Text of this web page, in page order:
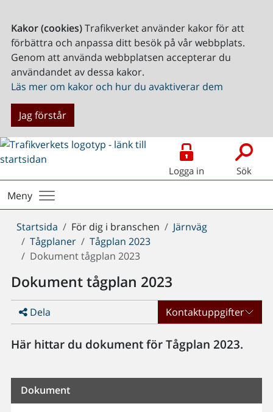
Kakor (cookies)Trafikverket använder kakor för att
förbättra och anpassa ditt besök på vår webbplats.
Genom att använda webbplatsen accepterar du
användandet av dessa kakor.
Läs mer om kakor och hur du avaktiverar dem
Jag förstår
Logga in Sök
Meny
Du
är
här:
Startsida För dig i branschen
Järnväg
Tågplaner
Tågplan 2023
Dokument tågplan 2023
Dokument tågplan 2023
Dela Kontaktuppgifter
Här hittar du dokument för Tågplan 2023.
Dokument